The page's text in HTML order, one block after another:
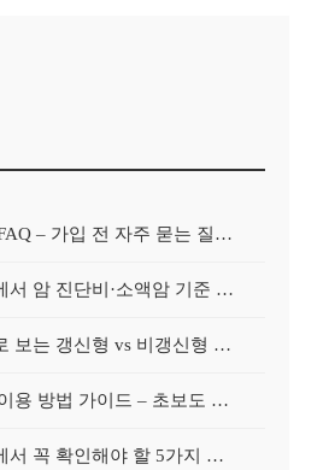
암보험비교사이트 FAQ – 가입 전 자주 묻는 질문 정리
암보험비교사이트에서 암 진단비·소액암 기준 제대로 비교하기
암보험비교사이트로 보는 갱신형 vs 비갱신형 암보험 차이
암보험비교사이트 이용 방법 가이드 – 초보도 쉽게 비교하는 순서
암보험비교사이트에서 꼭 확인해야 할 5가지 비교 포인트